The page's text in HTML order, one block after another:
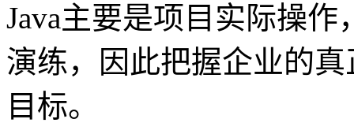
Java主要是项目实际操
演练，因此把握企业的
目标。